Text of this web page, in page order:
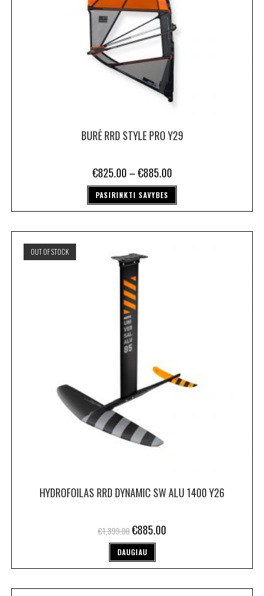
BURĖ RRD STYLE PRO Y29
€825.00 –€885.00
PASIRINKTI SAVYBES
OUT OF STOCK
HYDROFOILAS RRD DYNAMIC SW ALU 1400 Y26
€1,399.00€885.00
DAUGIAU